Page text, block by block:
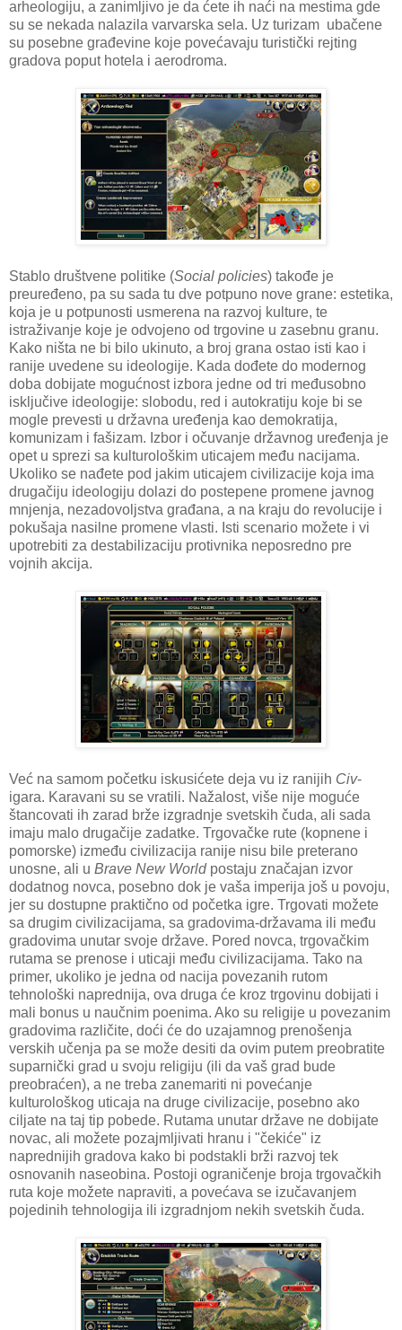
arheologiju, a zanimljivo je da ćete ih naći na mestima gde
su se nekada nalazila varvarska sela. Uz turizam ubačene
su posebne građevine koje povećavaju turistički rejting
gradova poput hotela i aerodroma.
Stablo društvene politike (Social policies) takođe je
preuređeno, pa su sada tu dve potpuno nove grane: estetika,
koja je u potpunosti usmerena na razvoj kulture, te
istraživanje koje je odvojeno od trgovine u zasebnu granu.
Kako ništa ne bi bilo ukinuto, a broj grana ostao isti kao i
ranije uvedene su ideologije. Kada dođete do modernog
doba dobijate mogućnost izbora jedne od tri međusobno
isključive ideologije: slobodu, red i autokratiju koje bi se
mogle prevesti u državna uređenja kao demokratija,
komunizam i fašizam. Izbor i očuvanje državnog uređenja je
opet u sprezi sa kulturološkim uticajem među nacijama.
Ukoliko se nađete pod jakim uticajem civilizacije koja ima
drugačiju ideologiju dolazi do postepene promene javnog
mnjenja, nezadovoljstva građana, a na kraju do revolucije i
pokušaja nasilne promene vlasti. Isti scenario možete i vi
upotrebiti za destabilizaciju protivnika neposredno pre
vojnih akcija.
Već na samom početku iskusićete deja vu iz ranijih Civ-
igara. Karavani su se vratili. Nažalost, više nije moguće
štancovati ih zarad brže izgradnje svetskih čuda, ali sada
imaju malo drugačije zadatke. Trgovačke rute (kopnene i
pomorske) između civilizacija ranije nisu bile preterano
unosne, ali u Brave New Worldpostaju značajan izvor
dodatnog novca, posebno dok je vaša imperija još u povoju,
jer su dostupne praktično od početka igre. Trgovati možete
sa drugim civilizacijama, sa gradovima-državama ili među
gradovima unutar svoje države. Pored novca, trgovačkim
rutama se prenose i uticaji među civilizacijama. Tako na
primer, ukoliko je jedna od nacija povezanih rutom
tehnološki naprednija, ova druga će kroz trgovinu dobijati i
mali bonus u naučnim poenima. Ako su religije u povezanim
gradovima različite, doći će do uzajamnog prenošenja
verskih učenja pa se može desiti da ovim putem preobratite
suparnički grad u svoju religiju (ili da vaš grad bude
preobraćen), a ne treba zanemariti ni povećanje
kulturološkog uticaja na druge civilizacije, posebno ako
ciljate na taj tip pobede. Rutama unutar države ne dobijate
novac, ali možete pozajmljivati hranu i "čekiće" iz
naprednijih gradova kako bi podstakli brži razvoj tek
osnovanih naseobina. Postoji ograničenje broja trgovačkih
ruta koje možete napraviti, a povećava se izučavanjem
pojedinih tehnologija ili izgradnjom nekih svetskih čuda.